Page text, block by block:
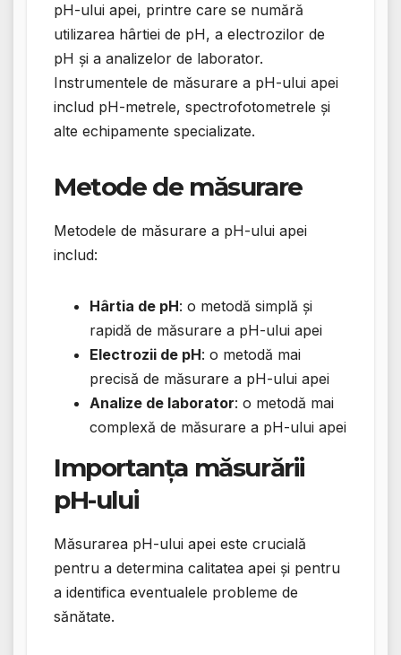
pH-ului apei, printre care se numără
utilizarea hârtiei de pH, a electrozilor de
pH și a analizelor de laborator.
Instrumentele de măsurare a pH-ului apei
includ pH-metrele, spectrofotometrele și
alte echipamente specializate.
Metode de măsurare
Metodele de măsurare a pH-ului apei
includ:
Hârtia de pH: o metodă simplă și
rapidă de măsurare a pH-ului apei
Electrozii de pH: o metodă mai
precisă de măsurare a pH-ului apei
Analize de laborator: o metodă mai
complexă de măsurare a pH-ului apei
Importanța măsurării
pH-ului
Măsurarea pH-ului apei este crucială
pentru a determina calitatea apei și pentru
a identifica eventualele probleme de
sănătate.